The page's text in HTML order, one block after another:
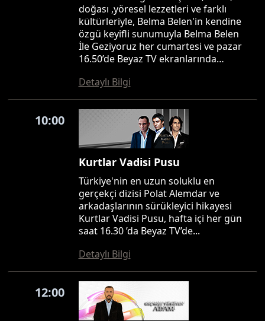
doğası ,yöresel lezzetleri ve farklı
kültürleriyle, Belma Belen'in kendine
özgü keyifli sunumuyla Belma Belen
İle Geziyoruz her cumartesi ve pazar
16.50’de Beyaz TV ekranlarında…
Detaylı Bilgi
10:00
Kurtlar Vadisi Pusu
Türkiye'nin en uzun soluklu en
gerçekçi dizisi Polat Alemdar ve
arkadaşlarının sürükleyici hikayesi
Kurtlar Vadisi Pusu, hafta içi her gün
saat 16.30 ’da Beyaz TV’de...
Detaylı Bilgi
12:00